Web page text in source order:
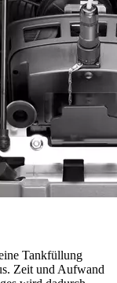
Tankfüllung
Zeit und Aufwand